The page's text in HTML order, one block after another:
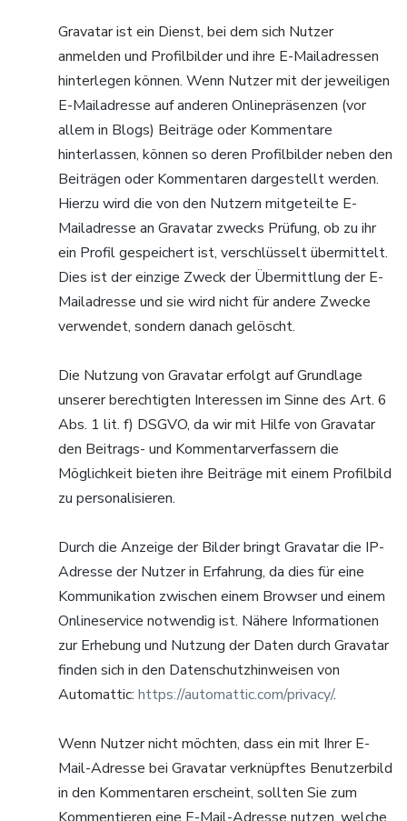
Gravatar ist ein Dienst, bei dem sich Nutzer
anmelden und Profilbilder und ihre E-Mailadressen
hinterlegen können. Wenn Nutzer mit der jeweiligen
E-Mailadresse auf anderen Onlinepräsenzen (vor
allem in Blogs) Beiträge oder Kommentare
hinterlassen, können so deren Profilbilder neben den
Beiträgen oder Kommentaren dargestellt werden.
Hierzu wird die von den Nutzern mitgeteilte E-
Mailadresse an Gravatar zwecks Prüfung, ob zu ihr
ein Profil gespeichert ist, verschlüsselt übermittelt.
Dies ist der einzige Zweck der Übermittlung der E-
Mailadresse und sie wird nicht für andere Zwecke
verwendet, sondern danach gelöscht.
Die Nutzung von Gravatar erfolgt auf Grundlage
unserer berechtigten Interessen im Sinne des Art. 6
Abs. 1 lit. f) DSGVO, da wir mit Hilfe von Gravatar
den Beitrags- und Kommentarverfassern die
Möglichkeit bieten ihre Beiträge mit einem Profilbild
zu personalisieren.
Durch die Anzeige der Bilder bringt Gravatar die IP-
Adresse der Nutzer in Erfahrung, da dies für eine
Kommunikation zwischen einem Browser und einem
Onlineservice notwendig ist. Nähere Informationen
zur Erhebung und Nutzung der Daten durch Gravatar
finden sich in den Datenschutzhinweisen von
Automattic: https://automattic.com/privacy/.
Wenn Nutzer nicht möchten, dass ein mit Ihrer E-
Mail-Adresse bei Gravatar verknüpftes Benutzerbild
in den Kommentaren erscheint, sollten Sie zum